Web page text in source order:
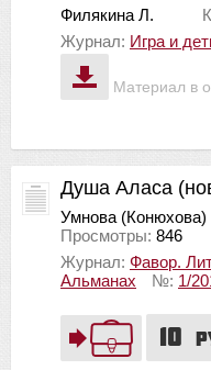
Материал в
Филякина Л.
Журнал: Игра и
10
Душа Аласа
Умнова (Конюхова)
Просмотры: 846
Журнал: Фавор.
Альманах
№: 1/